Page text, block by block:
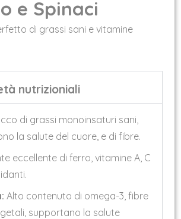
e Spinaci
di grassi sani e vitamine
nutrizioniali
di grassi monoinsaturi sani,
la salute del cuore, e di fibre.
eccellente di ferro, vitamine A, C
Alto contenuto di omega-3, fibre
supportano la salute